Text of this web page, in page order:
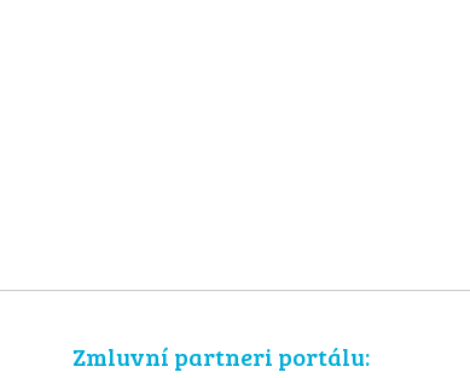
Zmluvní partneri portálu: